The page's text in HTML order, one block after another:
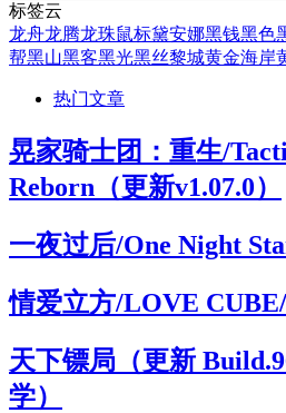
标签云
龙舟龙腾龙珠鼠标黛安娜黑钱黑色
帮黑山黑客黑光黑丝黎城黄金海岸
热门文章
晃家骑士团：重生/
Reborn（更新v1.07.0）
一夜过后/One Night
情爱立方/LOVE
天下镖局（更新
学）